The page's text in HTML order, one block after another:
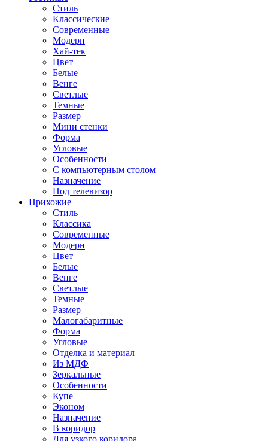
Стиль
Классические
Современные
Модерн
Хай-тек
Цвет
Белые
Венге
Светлые
Темные
Размер
Мини стенки
Форма
Угловые
Особенности
С компьютерным столом
Назначение
Под телевизор
Прихожие
Стиль
Классика
Современные
Модерн
Цвет
Белые
Венге
Светлые
Темные
Размер
Малогабаритные
Форма
Угловые
Отделка и материал
Из МДФ
Зеркальные
Особенности
Купе
Эконом
Назначение
В коридор
Для узкого коридора